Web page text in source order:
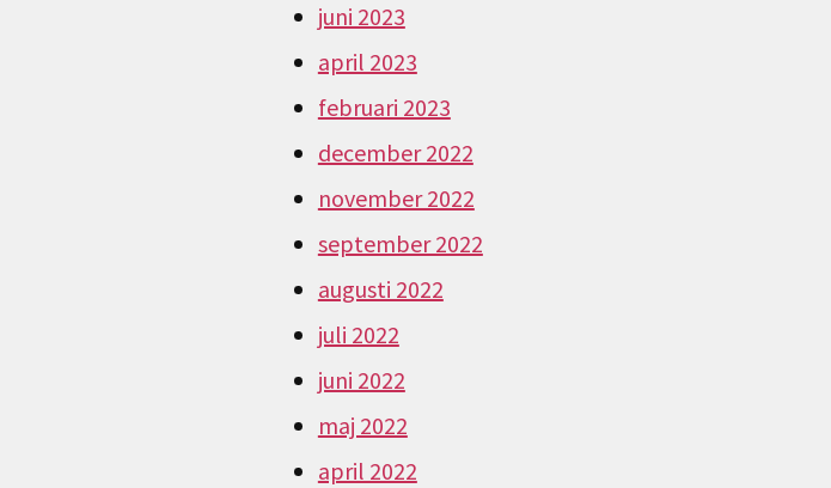
juni 2023
april 2023
februari 2023
december 2022
november 2022
september 2022
augusti 2022
juli 2022
juni 2022
maj 2022
april 2022